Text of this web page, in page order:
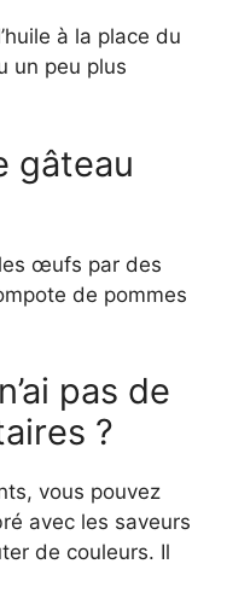
à la place du
un peu plus
gâteau
œufs par des
de pommes
pas de
?
vous pouvez
avec les saveurs
de couleurs. Il